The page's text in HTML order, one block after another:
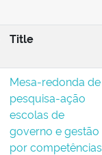
Title
Mesa-redonda de
pesquisa-ação
escolas de
governo e gestão
por competências